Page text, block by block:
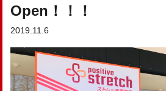
Open！！！
2019.11.6